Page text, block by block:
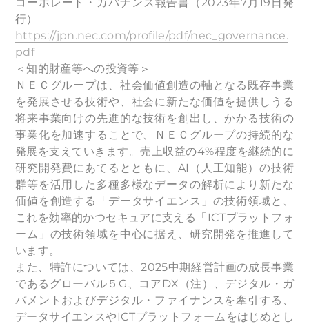
行）
https://jpn.nec.com/profile/pdf/nec_governance.
pdf
＜知的財産等への投資等＞
ＮＥＣグループは、社会価値創造の軸となる既存事業
を発展させる技術や、社会に新たな価値を提供しうる
将来事業向けの先進的な技術を創出し、かかる技術の
事業化を加速することで、ＮＥＣグループの持続的な
発展を支えていきます。売上収益の4%程度を継続的に
研究開発費にあてるとともに、AI（人工知能）の技術
群等を活用した多種多様なデータの解析により新たな
価値を創造する「データサイエンス」の技術領域と、
これを効率的かつセキュアに支える「ICTプラットフォ
ーム」の技術領域を中心に据え、研究開発を推進して
います。
また、特許については、2025中期経営計画の成長事業
であるグローバル５G、コアDX（注）、デジタル・ガ
バメントおよびデジタル・ファイナンスを牽引する、
データサイエンスやICTプラットフォームをはじめとし